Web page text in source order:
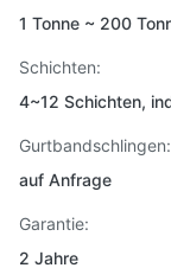
1 Tonne ~ 200
Schichten:
4~12 Schichten,
Gurtbandschlingen:
auf Anfrage
Garantie:
2 Jahre